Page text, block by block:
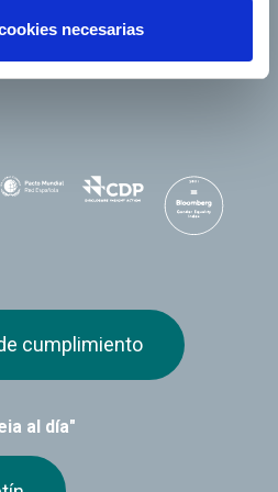
necesarias
al día"
cumplimiento